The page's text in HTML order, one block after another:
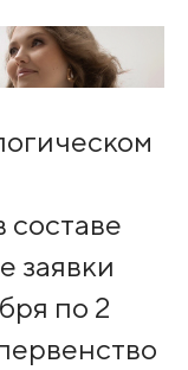
составе
заявки
по 2